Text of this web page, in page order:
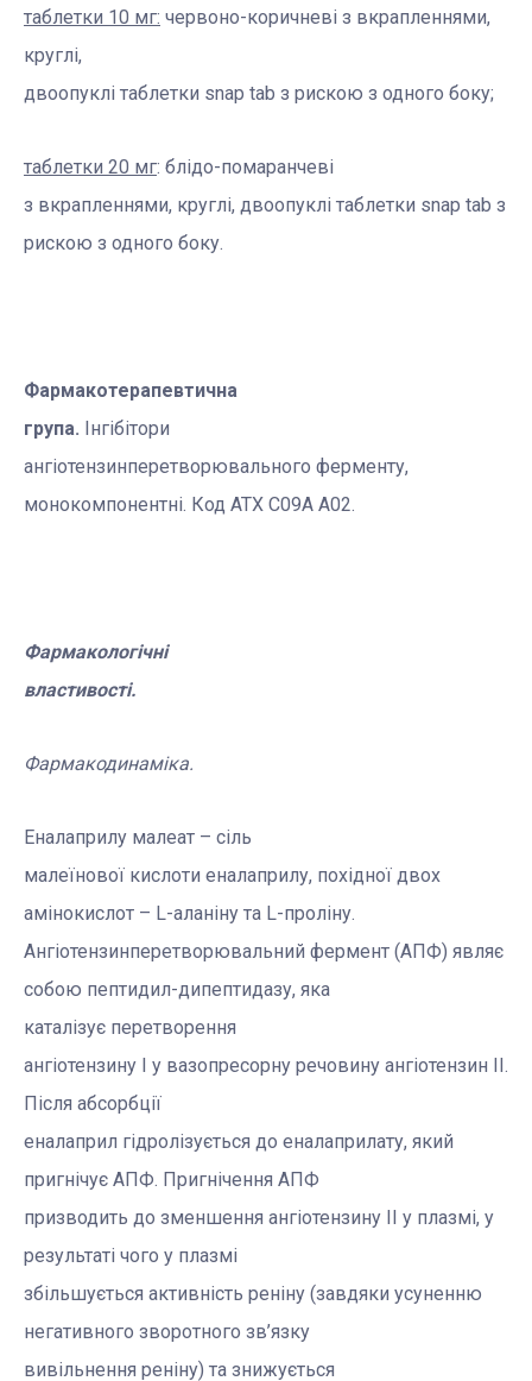
таблетки 10 мг: червоно-коричневі з вкрапленнями,
круглі,
двоопуклі таблетки snap tab з рискою з одного боку;
таблетки 20 мг: блідо-помаранчеві
з вкрапленнями, круглі, двоопуклі таблетки snap tab з
рискою з одного боку.
Фармакотерапевтична
група. Інгібітори
ангіотензинперетворювального ферменту,
монокомпонентні. Код АТХ С09А А02.
Фармакологічні
властивості.
Фармакодинаміка.
Еналаприлу малеат – сіль
малеїнової кислоти еналаприлу, похідної двох
амінокислот – L-аланіну та L-проліну.
Ангіотензинперетворювальний фермент (АПФ) являє
собою пептидил-дипептидазу, яка
каталізує перетворення
ангіотензину I у вазопресорну речовину ангіотензин II.
Після абсорбції
еналаприл гідролізується до еналаприлату, який
пригнічує АПФ. Пригнічення АПФ
призводить до зменшення ангіотензину II у плазмі, у
результаті чого у плазмі
збільшується активність реніну (завдяки усуненню
негативного зворотного зв’язку
вивільнення реніну) та знижується